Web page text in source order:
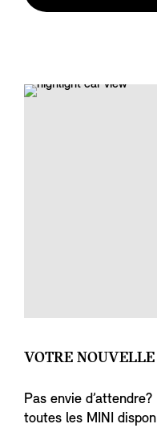
VOTRE
Pas envie
toutes les MINI